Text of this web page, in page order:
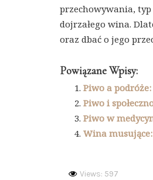
przechowywania,
dojrzałego wina.
oraz dbać o jego
Powiązane Wpisy:
Piwo a
Piwo i
Piwo w
Wina
Views: 597